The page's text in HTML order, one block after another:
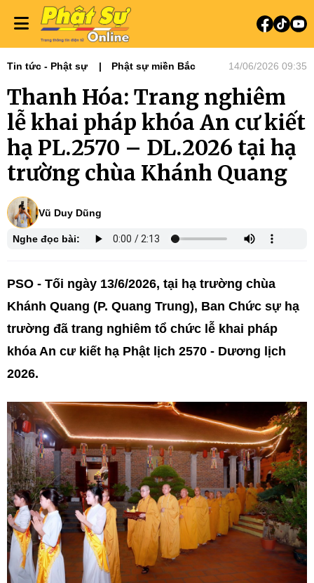
Tin tức - Phật sự Phật sự miền Bắc 14/06/2026 09:35
Thanh Hóa: Trang nghiêm
lễ khai pháp khóa An cư kiết
hạ PL.2570 – DL.2026 tại hạ
trường chùa Khánh Quang
Vũ Duy Dũng
Nghe đọc bài:
PSO - Tối ngày 13/6/2026, tại hạ trường chùa
Khánh Quang (P. Quang Trung), Ban Chức sự hạ
trường đã trang nghiêm tổ chức lễ khai pháp
khóa An cư kiết hạ Phật lịch 2570 - Dương lịch
2026.